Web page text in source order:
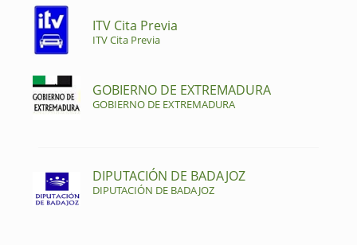
ITV Cita Previa
ITV Cita Previa
GOBIERNO DE EXTREMADURA
GOBIERNO DE EXTREMADURA
DIPUTACIÓN DE BADAJOZ
DIPUTACIÓN DE BADAJOZ